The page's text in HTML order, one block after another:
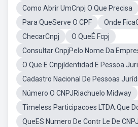
Como Abrir UmCnpj O Que Precisa
Para QueServe O CPF
Onde
ChecarCnpj
O QueÉ Fcpj
Consultar CnpjPelo Nome Da
O Que E CnpjIdentidad E Pessoa
Cadastro Nacional De Pessoas
Número O CNPJRiachuelo Midway
Timeless Participacoes LTDA.Que
QueES Numero De Contr Le De CNPJ